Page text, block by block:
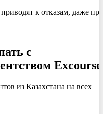
к отказам, даже
с
Excourse
из Казахстана на всех